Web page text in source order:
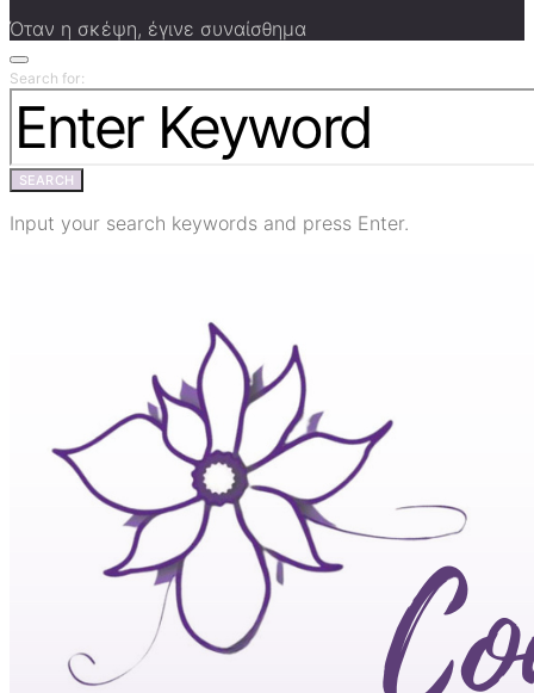
Όταν η σκέψη, έγινε συναίσθημα
Search for:
SEARCH
Input your search keywords and press Enter.